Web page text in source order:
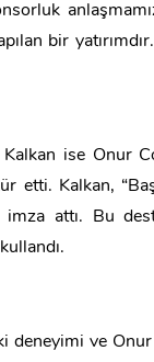
bir
Kalkan ise
etti. Kalkan,
attı. Bu
deneyimi ve